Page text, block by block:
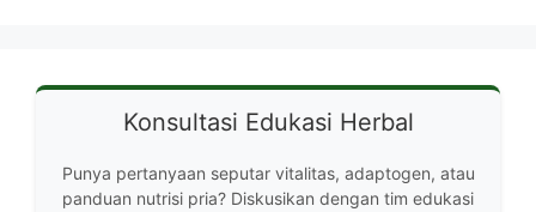
Konsultasi Edukasi Herbal
Punya pertanyaan seputar vitalitas, adaptogen, atau
panduan nutrisi pria? Diskusikan dengan tim edukasi